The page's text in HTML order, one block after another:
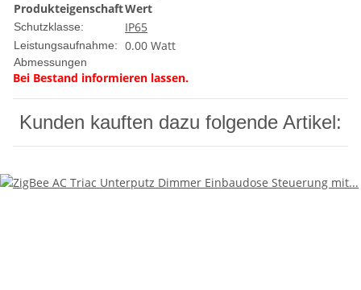
ProdukteigenschaftWert
Schutzklasse: IP65
Leistungsaufnahme: 0.00 Watt
Abmessungen
Bei Bestand informieren lassen.
Kunden kauften dazu folgende Artikel: